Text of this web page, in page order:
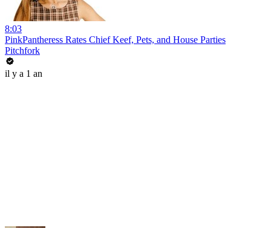
8:03
PinkPantheress Rates Chief Keef, Pets, and House Parties
Pitchfork
il y a 1 an